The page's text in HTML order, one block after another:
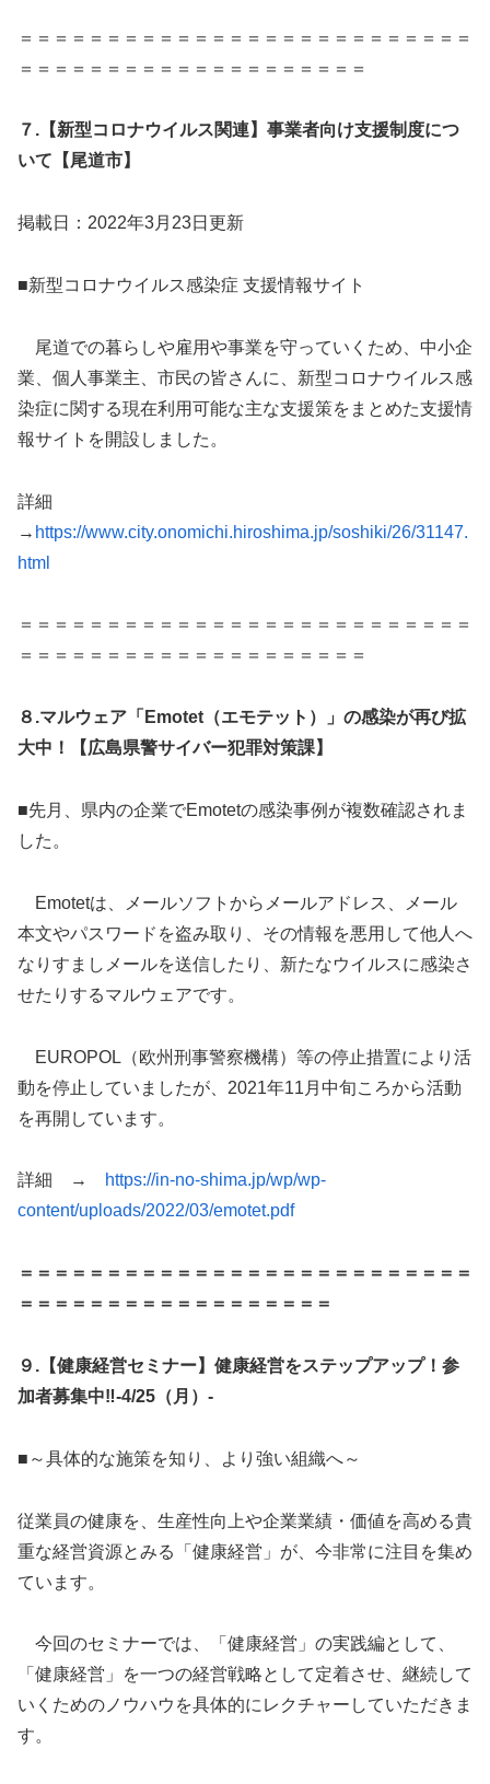
＝＝＝＝＝＝＝＝＝＝＝＝＝＝＝＝＝＝＝＝＝＝＝＝＝＝
＝＝＝＝＝＝＝＝＝＝＝＝＝＝＝＝＝＝＝＝
７.【新型コロナウイルス関連】事業者向け支援制度につ
いて【尾道市】
掲載日：2022年3月23日更新
■新型コロナウイルス感染症 支援情報サイト
尾道での暮らしや雇用や事業を守っていくため、中小企
業、個人事業主、市民の皆さんに、新型コロナウイルス感
染症に関する現在利用可能な主な支援策をまとめた支援情
報サイトを開設しました。
詳細
→ https://www.city.onomichi.hiroshima.jp/soshiki/26/31147.
html
＝＝＝＝＝＝＝＝＝＝＝＝＝＝＝＝＝＝＝＝＝＝＝＝＝＝
＝＝＝＝＝＝＝＝＝＝＝＝＝＝＝＝＝＝＝＝
８.マルウェア「Emotet（エモテット）」の感染が再び拡
大中！【広島県警サイバー犯罪対策課】
■先月、県内の企業でEmotetの感染事例が複数確認されま
した。
Emotetは、メールソフトからメールアドレス、メール
本文やパスワードを盗み取り、その情報を悪用して他人へ
なりすましメールを送信したり、新たなウイルスに感染さ
せたりするマルウェアです。
EUROPOL（欧州刑事警察機構）等の停止措置により活
動を停止していましたが、2021年11月中旬ころから活動
を再開しています。
詳細 →
https://in-no-shima.jp/wp/wp-
content/uploads/2022/03/emotet.pdf
＝＝＝＝＝＝＝＝＝＝＝＝＝＝＝＝＝＝＝＝＝＝＝＝＝＝
＝＝＝＝＝＝＝＝＝＝＝＝＝＝＝＝＝＝
９.【健康経営セミナー】健康経営をステップアップ！参
加者募集中‼-4/25（月）-
■～具体的な施策を知り、より強い組織へ～
従業員の健康を、生産性向上や企業業績・価値を高める貴
重な経営資源とみる「健康経営」が、今非常に注目を集め
ています。
今回のセミナーでは、「健康経営」の実践編として、
「健康経営」を一つの経営戦略として定着させ、継続して
いくためのノウハウを具体的にレクチャーしていただきま
す。